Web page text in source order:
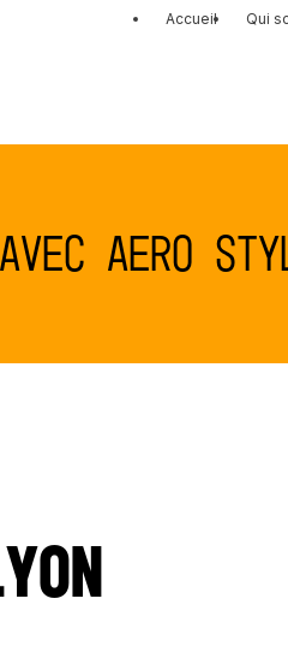
Accueil Qui
AERO